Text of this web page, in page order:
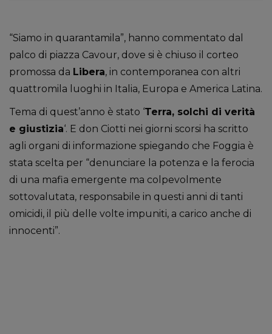
“Siamo in quarantamila”, hanno commentato dal
palco di piazza Cavour, dove si è chiuso il corteo
promossa da Libera, in contemporanea con altri
quattromila luoghi in Italia, Europa e America Latina.
Tema di quest’anno è stato ‘Terra, solchi di verità
e giustizia‘. E don Ciotti nei giorni scorsi ha scritto
agli organi di informazione spiegando che Foggia è
stata scelta per “denunciare la potenza e la ferocia
di una mafia emergente ma colpevolmente
sottovalutata, responsabile in questi anni di tanti
omicidi, il più delle volte impuniti, a carico anche di
innocenti”.